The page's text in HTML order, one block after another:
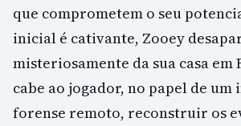
que comprometem o seu
inicial é cativante, Zooey
misteriosamente da sua casa em
cabe ao jogador, no papel de um
forense remoto, reconstruir os